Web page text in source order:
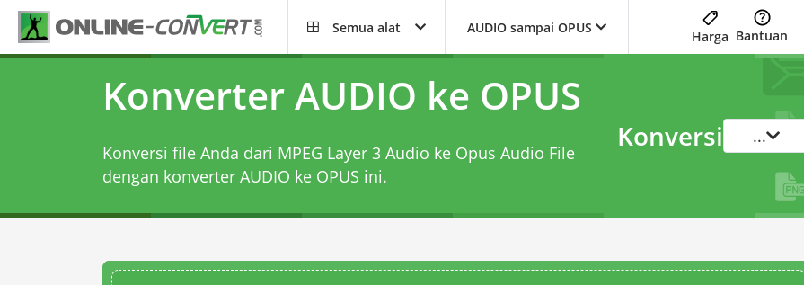
Semua alat AUDIO sampai OPUS
Harga Bantuan
Konverter AUDIO ke OPUS
Konversi file Anda dari MPEG Layer 3 Audio ke Opus Audio File
dengan konverter AUDIO ke OPUS ini.
Konversi ...